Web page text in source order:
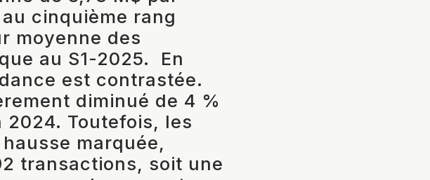
cinquième rang
moyenne des
au S1-2025.
En
est contrastée.
diminué de 4 %
2024. Toutefois, les
marquée,
transactions, soit une